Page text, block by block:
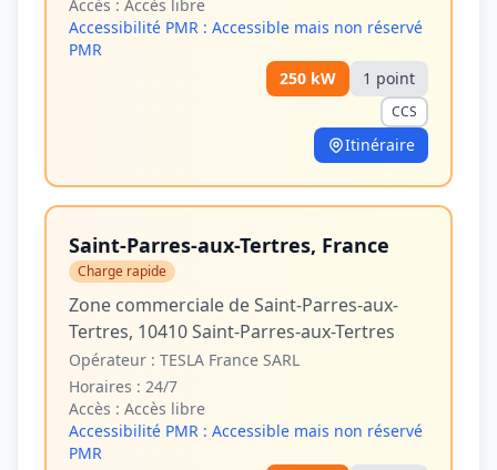
Accès : Accès libre
Accessibilité PMR : Accessible mais non réservé
PMR
250 kW 1 point
CCS
Itinéraire
Saint-Parres-aux-Tertres, France
Charge rapide
Zone commerciale de Saint-Parres-aux-
Tertres, 10410 Saint-Parres-aux-Tertres
Opérateur : TESLA France SARL
Horaires : 24/7
Accès : Accès libre
Accessibilité PMR : Accessible mais non réservé
PMR